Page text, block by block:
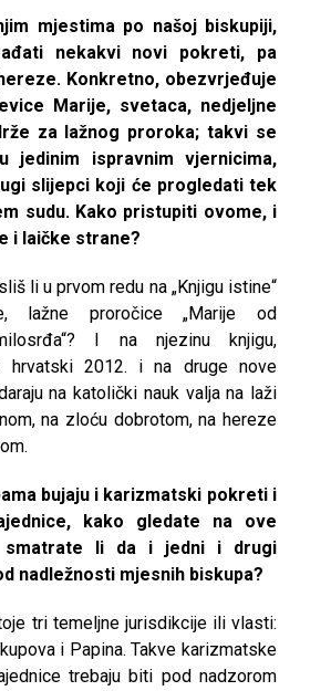
mjestima po našoj biskupiji,
nekakvi novi pokreti, pa
Konkretno, obezvrjeđuje
Marije, svetaca, nedjeljne
za lažnog proroka; takvi se
jedinim ispravnim vjernicima,
slijepci koji će progledati tek
sudu. Kako pristupiti ovome, i
i laičke strane?
li u prvom redu na „Knjigu istine“
lažne proročice „Marije od
I na njezinu knjigu,
hrvatski 2012. i na druge nove
na katolički nauk valja na laži
na zloću dobrotom, na hereze
bujaju i karizmatski pokreti i
kako gledate na ove
smatrate li da i jedni i drugi
nadležnosti mjesnih biskupa?
tri temeljne jurisdikcije ili vlasti:
i Papina. Takve karizmatske
trebaju biti pod nadzorom